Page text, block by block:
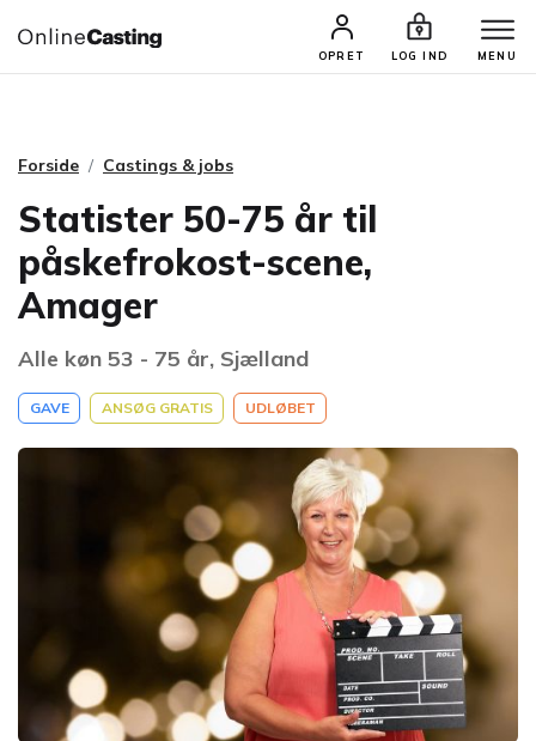
OPRET LOG IND MENU
CASTINGS & JOBS SØG PROFIL
Forside Castings & jobs
Statister 50-75 år til
påskefrokost-scene,
Amager
Alle køn 53 - 75 år, Sjælland
GAVE ANSØG GRATIS UDLØBET